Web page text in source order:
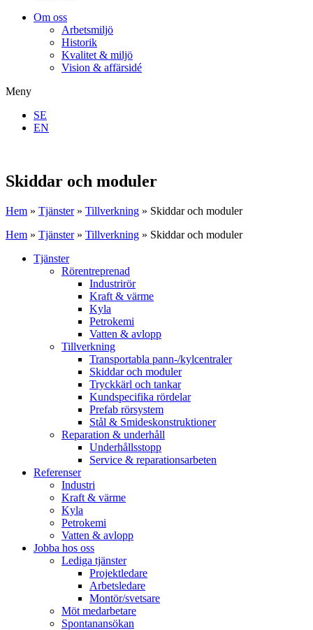
Om oss
Arbetsmiljö
Historik
Kvalitet & miljö
Vision & affärsidé
Meny
SE
EN
Skiddar och moduler
Hem » Tjänster» Tillverkning » Skiddar och moduler
Hem » Tjänster» Tillverkning » Skiddar och moduler
Tjänster
Rörentreprenad
Industrirör
Kraft & värme
Kyla
Petrokemi
Vatten & avlopp
Tillverkning
Transportabla pann-/kylcentraler
Skiddar och moduler
Tryckkärl och tankar
Kundspecifika rördelar
Prefab rörsystem
Stål & Smides­konstruktioner
Reparation & underhåll
Underhållsstopp
Service & reparationsarbeten
Referenser
Industri
Kraft & värme
Kyla
Petrokemi
Vatten & avlopp
Jobba hos oss
Lediga tjänster
Projektledare
Arbetsledare
Montör/svetsare
Möt medarbetare
Spontanansökan